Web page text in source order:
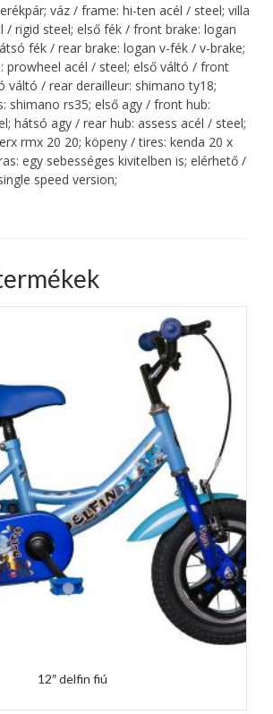
váz / frame: hi-ten acél / steel; villa
/ rigid steel; első fék / front brake: logan
fék / rear brake: logan v-fék / v-brake;
prowheel acél / steel; első váltó / front
váltó / rear derailleur: shimano ty18;
shimano rs35; első agy / front hub:
hátsó agy / rear hub: assess acél / steel;
rmx 20 20; köpeny / tires: kenda 20 x
egy sebességes kivitelben is; elérhető /
speed version;
12″ delfin fiú